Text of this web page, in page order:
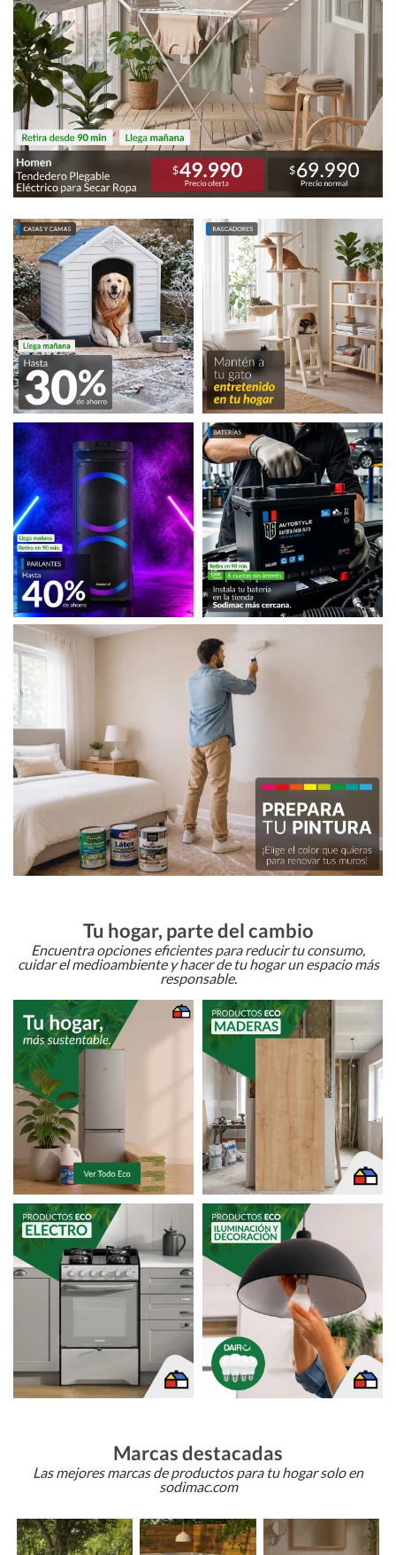
Tu hogar, parte del cambio
Encuentra opciones eficientes para reducir tu consumo,
cuidar el medioambiente y hacer de tu hogar un espacio más
responsable.
Marcas destacadas
Las mejores marcas de productos para tu hogar solo en
sodimac.com